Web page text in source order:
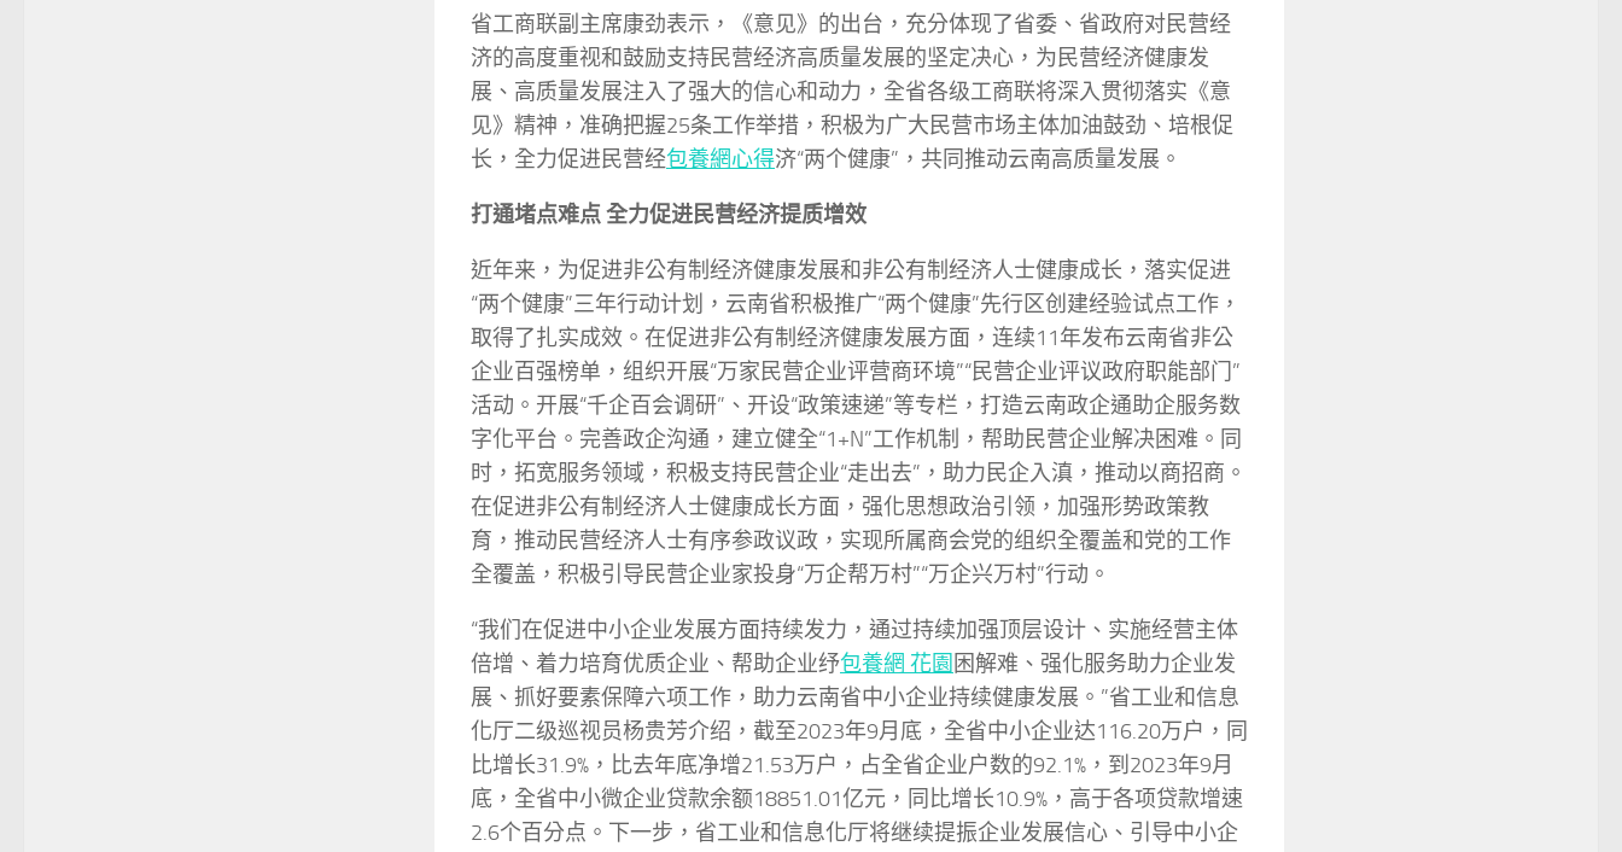
省工商联副主席康劲表示，《意见》的出台，充分体现了省委、省政府对民营经
济的高度重视和鼓励支持民营经济高质量发展的坚定决心，为民营经济健康发
展、高质量发展注入了强大的信心和动力，全省各级工商联将深入贯彻落实《意
见》精神，准确把握25条工作举措，积极为广大民营市场主体加油鼓劲、培根促
长，全力促进民营经包養網心得济“两个健康”，共同推动云南高质量发展。
打通堵点难点 全力促进民营经济提质增效
近年来，为促进非公有制经济健康发展和非公有制经济人士健康成长，落实促进
“两个健康”三年行动计划，云南省积极推广“两个健康”先行区创建经验试点工作，
取得了扎实成效。在促进非公有制经济健康发展方面，连续11年发布云南省非公
企业百强榜单，组织开展“万家民营企业评营商环境”“民营企业评议政府职能部门”
活动。开展“千企百会调研”、开设“政策速递”等专栏，打造云南政企通助企服务数
字化平台。完善政企沟通，建立健全“1+N”工作机制，帮助民营企业解决困难。同
时，拓宽服务领域，积极支持民营企业“走出去”，助力民企入滇，推动以商招商。
在促进非公有制经济人士健康成长方面，强化思想政治引领，加强形势政策教
育，推动民营经济人士有序参政议政，实现所属商会党的组织全覆盖和党的工作
全覆盖，积极引导民营企业家投身“万企帮万村”“万企兴万村”行动。
“我们在促进中小企业发展方面持续发力，通过持续加强顶层设计、实施经营主体
倍增、着力培育优质企业、帮助企业纾包養網 花園 困解难、强化服务助力企业发
展、抓好要素保障六项工作，助力云南省中小企业持续健康发展。”省工业和信息
化厅二级巡视员杨贵芳介绍，截至2023年9月底，全省中小企业达116.20万户，同
比增长31.9%，比去年底净增21.53万户，占全省企业户数的92.1%，到2023年9月
底，全省中小微企业贷款余额18851.01亿元，同比增长10.9%，高于各项贷款增速
2.6个百分点。下一步，省工业和信息化厅将继续提振企业发展信心、引导中小企